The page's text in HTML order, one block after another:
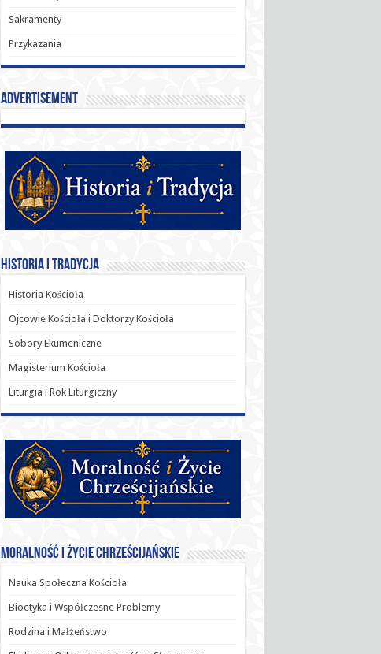
Sakramenty
Przykazania
Advertisement
Historia i Tradycja
Historia Kościoła
Ojcowie Kościoła i Doktorzy Kościoła
Sobory Ekumeniczne
Magisterium Kościoła
Liturgia i Rok Liturgiczny
Moralność i Życie Chrześcijańskie
Nauka Społeczna Kościoła
Bioetyka i Współczesne Problemy
Rodzina i Małżeństwo